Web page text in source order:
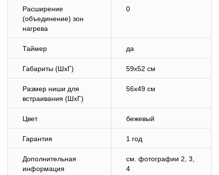
Расширение
(объединение) зон
нагрева
0
Таймер да
Габариты (ШхГ) 59х52 см
Размер ниши для
встраивания (ШхГ)
56х49 см
Цвет бежевый
Гарантия 1 год
Дополнительная
информация
cм. фотографии 2, 3,
4